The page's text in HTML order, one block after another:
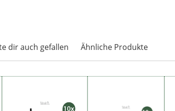
dir auch gefallen Ähnliche Produkte